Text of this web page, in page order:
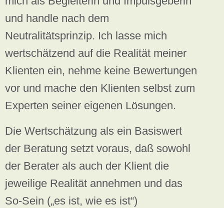
und handle nach dem
Neutralitätsprinzip. Ich lasse mich
wertschätzend auf die Realität meiner
Klienten ein, nehme keine Bewertungen
vor und mache den Klienten selbst zum
Experten seiner eigenen Lösungen.
Die Wertschätzung als ein Basiswert
der Beratung setzt voraus, daß sowohl
der Berater als auch der Klient die
jeweilige Realität annehmen und das
So-Sein („es ist, wie es ist“)